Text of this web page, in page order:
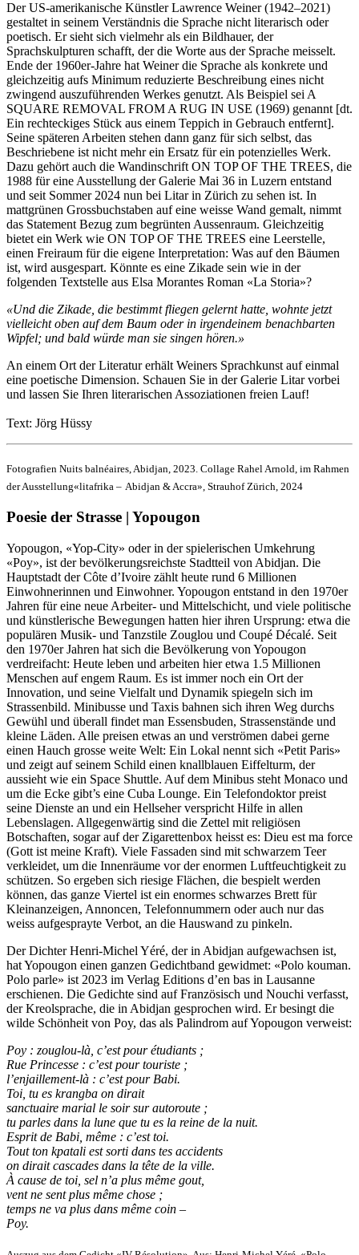
Der US-amerikanische Künstler Lawrence Weiner (1942–2021)
gestaltet in seinem Verständnis die Sprache nicht literarisch oder
poetisch. Er sieht sich vielmehr als ein Bildhauer, der
Sprachskulpturen schafft, der die Worte aus der Sprache meisselt.
Ende der 1960er-Jahre hat Weiner die Sprache als konkrete und
gleichzeitig aufs Minimum reduzierte Beschreibung eines nicht
zwingend auszuführenden Werkes genutzt. Als Beispiel sei A
SQUARE REMOVAL FROM A RUG IN USE (1969) genannt [dt.
Ein rechteckiges Stück aus einem Teppich in Gebrauch entfernt].
Seine späteren Arbeiten stehen dann ganz für sich selbst, das
Beschriebene ist nicht mehr ein Ersatz für ein potenzielles Werk.
Dazu gehört auch die Wandinschrift ON TOP OF THE TREES, die
1988 für eine Ausstellung der Galerie Mai 36 in Luzern entstand
und seit Sommer 2024 nun bei Litar in Zürich zu sehen ist. In
mattgrünen Grossbuchstaben auf eine weisse Wand gemalt, nimmt
das Statement Bezug zum begrünten Aussenraum. Gleichzeitig
bietet ein Werk wie ON TOP OF THE TREES eine Leerstelle,
einen Freiraum für die eigene Interpretation: Was auf den Bäumen
ist, wird ausgespart. Könnte es eine Zikade sein wie in der
folgenden Textstelle aus Elsa Morantes Roman «La Storia»?
«Und die Zikade, die bestimmt fliegen gelernt hatte, wohnte jetzt
vielleicht oben auf dem Baum oder in irgendeinem benachbarten
Wipfel; und bald würde man sie singen hören.»
An einem Ort der Literatur erhält Weiners Sprachkunst auf einmal
eine poetische Dimension. Schauen Sie in der Galerie Litar vorbei
und lassen Sie Ihren literarischen Assoziationen freien Lauf!
Text: Jörg Hüssy
Fotografien Nuits balnéaires, Abidjan, 2023. Collage Rahel Arnold, im Rahmen
der Ausstellung«litafrika – Abidjan & Accra», Strauhof Zürich, 2024
Poesie der Strasse | Yopougon
Yopougon, «Yop-City» oder in der spielerischen Umkehrung
«Poy», ist der bevölkerungsreichste Stadtteil von Abidjan. Die
Hauptstadt der Côte d’Ivoire zählt heute rund 6 Millionen
Einwohnerinnen und Einwohner. Yopougon entstand in den 1970er
Jahren für eine neue Arbeiter- und Mittelschicht, und viele politische
und künstlerische Bewegungen hatten hier ihren Ursprung: etwa die
populären Musik- und Tanzstile Zouglou und Coupé Décalé. Seit
den 1970er Jahren hat sich die Bevölkerung von Yopougon
verdreifacht: Heute leben und arbeiten hier etwa 1.5 Millionen
Menschen auf engem Raum. Es ist immer noch ein Ort der
Innovation, und seine Vielfalt und Dynamik spiegeln sich im
Strassenbild. Minibusse und Taxis bahnen sich ihren Weg durchs
Gewühl und überall findet man Essensbuden, Strassenstände und
kleine Läden. Alle preisen etwas an und verströmen dabei gerne
einen Hauch grosse weite Welt: Ein Lokal nennt sich «Petit Paris»
und zeigt auf seinem Schild einen knallblauen Eiffelturm, der
aussieht wie ein Space Shuttle. Auf dem Minibus steht Monaco und
um die Ecke gibt’s eine Cuba Lounge. Ein Telefondoktor preist
seine Dienste an und ein Hellseher verspricht Hilfe in allen
Lebenslagen. Allgegenwärtig sind die Zettel mit religiösen
Botschaften, sogar auf der Zigarettenbox heisst es: Dieu est ma force
(Gott ist meine Kraft). Viele Fassaden sind mit schwarzem Teer
verkleidet, um die Innenräume vor der enormen Luftfeuchtigkeit zu
schützen. So ergeben sich riesige Flächen, die bespielt werden
können, das ganze Viertel ist ein enormes schwarzes Brett für
Kleinanzeigen, Annoncen, Telefonnummern oder auch nur das
weiss aufgesprayte Verbot, an die Hauswand zu pinkeln.
Der Dichter Henri-Michel Yéré, der in Abidjan aufgewachsen ist,
hat Yopougon einen ganzen Gedichtband gewidmet: «Polo kouman.
Polo parle» ist 2023 im Verlag Editions d’en bas in Lausanne
erschienen. Die Gedichte sind auf Französisch und Nouchi verfasst,
der Kreolsprache, die in Abidjan gesprochen wird. Er besingt die
wilde Schönheit von Poy, das als Palindrom auf Yopougon verweist:
Poy : zouglou-là, c’est pour étudiants ;
Rue Princesse : c’est pour touriste ;
l’enjaillement-là : c’est pour Babi.
Toi, tu es krangba on dirait
sanctuaire marial le soir sur autoroute ;
tu parles dans la lune que tu es la reine de la nuit.
Esprit de Babi, même : c’est toi.
Tout ton kpatali est sorti dans tes accidents
on dirait cascades dans la tête de la ville.
À cause de toi, sel n’a plus même gout,
vent ne sent plus même chose ;
temps ne va plus dans même coin –
Poy.